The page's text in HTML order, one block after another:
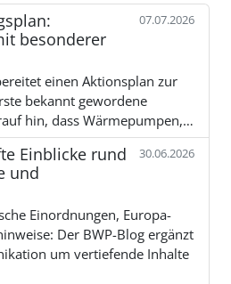
besonderer
07.07.2026
einen Aktionsplan zur
bekannt gewordene
hin, dass Wärmepumpen,…
Einblicke rund
und
30.06.2026
Einordnungen, Europa-
Der BWP-Blog ergänzt
um vertiefende Inhalte